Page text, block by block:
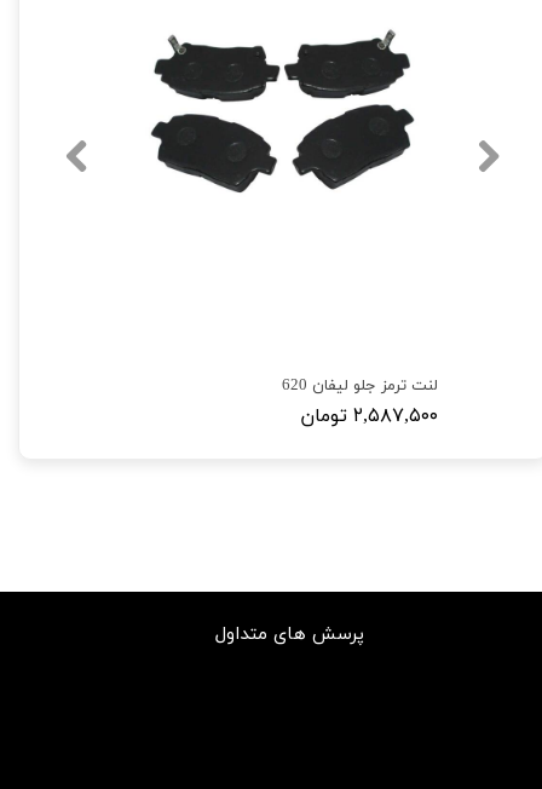
لنت ترمز جلو لیفان 620
۲,۵۸۷,۵۰۰ تومان
پرسش های متداول